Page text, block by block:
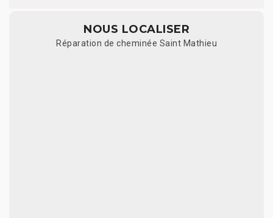
NOUS LOCALISER
Réparation de cheminée Saint Mathieu